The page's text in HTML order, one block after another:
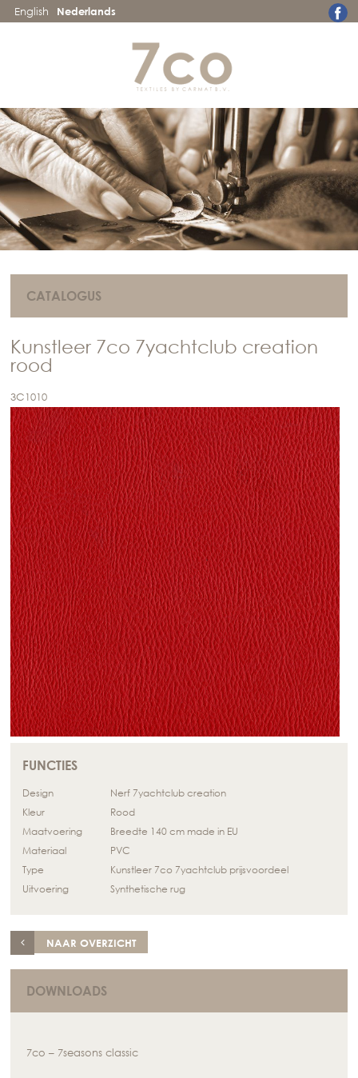
English Nederlands
CATALOGUS
Kunstleer 7co 7yachtclub creation
rood
3C1010
FUNCTIES
Design
Nerf 7yachtclub creation
Kleur
Rood
Maatvoering
Breedte 140 cm made in EU
Materiaal
PVC
Type
Kunstleer 7co 7yachtclub prijsvoordeel
Uitvoering
Synthetische rug
NAAR OVERZICHT
DOWNLOADS
7co – 7seasons classic